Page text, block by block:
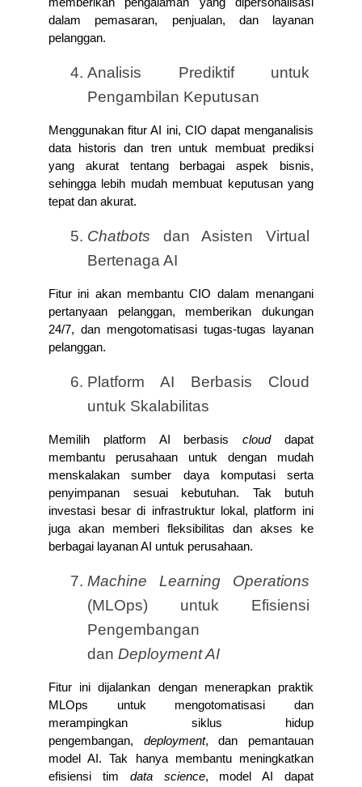
dalam pemasaran, penjualan, dan layanan
pelanggan.
Analisis Prediktif untuk
Pengambilan Keputusan
Menggunakan fitur AI ini, CIO dapat menganalisis
data historis dan tren untuk membuat prediksi
yang akurat tentang berbagai aspek bisnis,
sehingga lebih mudah membuat keputusan yang
tepat dan akurat.
Chatbots dan Asisten Virtual
Bertenaga AI
Fitur ini akan membantu CIO dalam menangani
pertanyaan pelanggan, memberikan dukungan
24/7, dan mengotomatisasi tugas-tugas layanan
pelanggan.
Platform AI Berbasis Cloud
untuk Skalabilitas
Memilih platform AI berbasis cloud dapat
membantu perusahaan untuk dengan mudah
menskalakan sumber daya komputasi serta
penyimpanan sesuai kebutuhan. Tak butuh
investasi besar di infrastruktur lokal, platform ini
juga akan memberi fleksibilitas dan akses ke
berbagai layanan AI untuk perusahaan.
Machine Learning Operations
(MLOps) untuk Efisiensi
Pengembangan
dan Deployment AI
Fitur ini dijalankan dengan menerapkan praktik
MLOps untuk mengotomatisasi dan
merampingkan siklus hidup
pengembangan, deployment, dan pemantauan
model AI. Tak hanya membantu meningkatkan
efisiensi tim data science, model AI dapat